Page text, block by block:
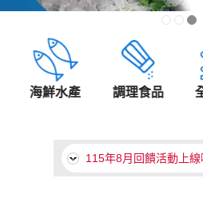
海鮮水產 調理食品
【食上年味】食上天
至本月促銷類別選購！
【食上年味】食上天